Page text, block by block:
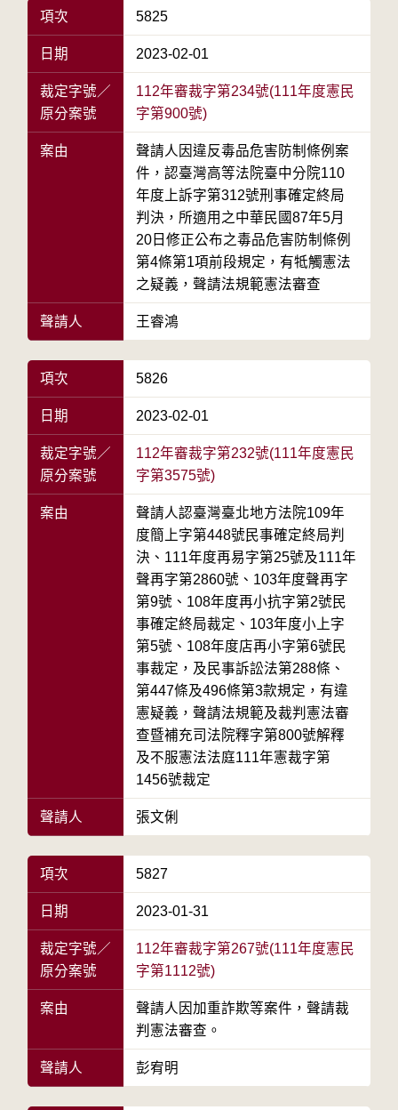
項次 5825
日期 2023-02-01
裁定字號／
原分案號
112年審裁字第234號(111年度憲民
字第900號)
案由
聲請人因違反毒品危害防制條例案
件，認臺灣高等法院臺中分院110
年度上訴字第312號刑事確定終局
判決，所適用之中華民國87年5月
20日修正公布之毒品危害防制條例
第4條第1項前段規定，有牴觸憲法
之疑義，聲請法規範憲法審查
聲請人 王睿鴻
項次 5826
日期 2023-02-01
裁定字號／
原分案號
112年審裁字第232號(111年度憲民
字第3575號)
案由
聲請人認臺灣臺北地方法院109年
度簡上字第448號民事確定終局判
決、111年度再易字第25號及111年
聲再字第2860號、103年度聲再字
第9號、108年度再小抗字第2號民
事確定終局裁定、103年度小上字
第5號、108年度店再小字第6號民
事裁定，及民事訴訟法第288條、
第447條及496條第3款規定，有違
憲疑義，聲請法規範及裁判憲法審
查暨補充司法院釋字第800號解釋
及不服憲法法庭111年憲裁字第
1456號裁定
聲請人 張文俐
項次 5827
日期 2023-01-31
裁定字號／
原分案號
112年審裁字第267號(111年度憲民
字第1112號)
案由
聲請人因加重詐欺等案件，聲請裁
判憲法審查。
聲請人 彭宥明